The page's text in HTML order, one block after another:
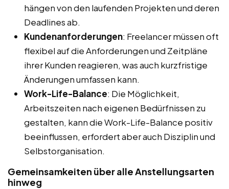
hängen von den laufenden Projekten und deren
Deadlines ab.
Kundenanforderungen: Freelancer müssen oft
flexibel auf die Anforderungen und Zeitpläne
ihrer Kunden reagieren, was auch kurzfristige
Änderungen umfassen kann.
Work-Life-Balance: Die Möglichkeit,
Arbeitszeiten nach eigenen Bedürfnissen zu
gestalten, kann die Work-Life-Balance positiv
beeinflussen, erfordert aber auch Disziplin und
Selbstorganisation.
Gemeinsamkeiten über alle Anstellungsarten
hinweg